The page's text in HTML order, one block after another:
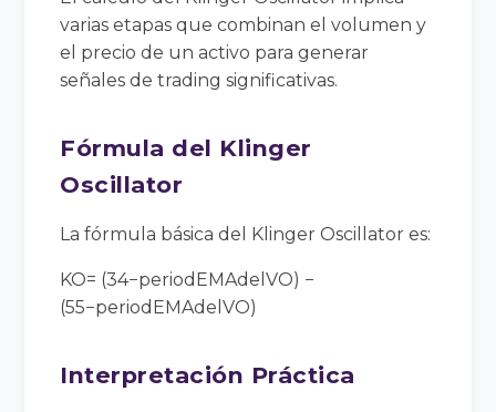
varias etapas que combinan el volumen y
el precio de un activo para generar
señales de trading significativas.
Fórmula del Klinger
Oscillator
La fórmula básica del Klinger Oscillator es:
KO= (34−periodEMAdelVO) −
(55−periodEMAdelVO)
Interpretación Práctica